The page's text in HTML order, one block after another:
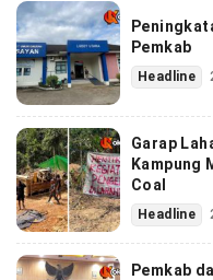
Pemkab
Headline
Garap
Kampung
Coal
Headline
Pemkab